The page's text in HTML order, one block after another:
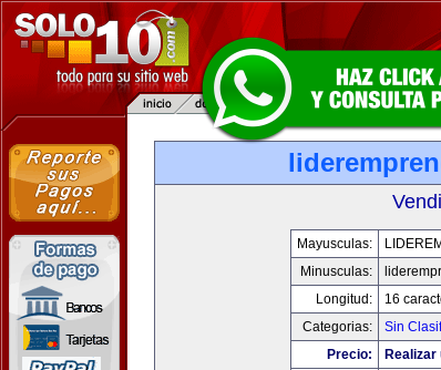
Mayusculas:
Minusculas:
Longitud:
16
Categorias:
Sin
Precio:
Realizar